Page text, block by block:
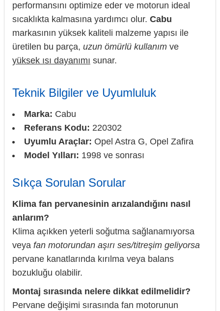
performansını optimize eder ve motorun ideal
sıcaklıkta kalmasına yardımcı olur. Cabu
markasının yüksek kaliteli malzeme yapısı ile
üretilen bu parça, uzun ömürlü kullanım ve
yüksek ısı dayanımı sunar.
Teknik Bilgiler ve Uyumluluk
Marka: Cabu
Referans Kodu: 220302
Uyumlu Araçlar: Opel Astra G, Opel Zafira
Model Yılları: 1998 ve sonrası
Sıkça Sorulan Sorular
Klima fan pervanesinin arızalandığını nasıl
anlarım?
Klima açıkken yeterli soğutma sağlanamıyorsa
veya fan motorundan aşırı ses/titreşim geliyorsa
pervane kanatlarında kırılma veya balans
bozukluğu olabilir.
Montaj sırasında nelere dikkat edilmelidir?
Pervane değişimi sırasında fan motorunun